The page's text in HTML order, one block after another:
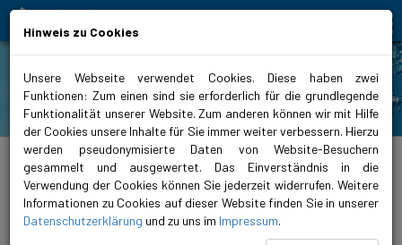
Partnertag
biral.ch > Anmeldung Open Day > Anmeldung 20.06.2018
Experience Days 2022
Anmeldung
Hinweis zu Cookies
Unsere Webseite verwendet Cookies. Diese haben zwei
Funktionen: Zum einen sind sie erforderlich für die grundlegende
Funktionalität unserer Website. Zum anderen können wir mit Hilfe
der Cookies unsere Inhalte für Sie immer weiter verbessern. Hierzu
werden pseudonymisierte Daten von Website-Besuchern
gesammelt und ausgewertet. Das Einverständnis in die
Verwendung der Cookies können Sie jederzeit widerrufen. Weitere
Informationen zu Cookies auf dieser Website finden Sie in unserer
Datenschutzerklärung und zu uns im Impressum.